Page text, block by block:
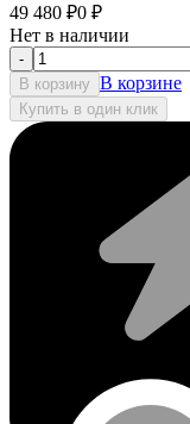
49 480 ₽0 ₽
Нет в наличии
-
В корзину В корзине
Купить в один клик